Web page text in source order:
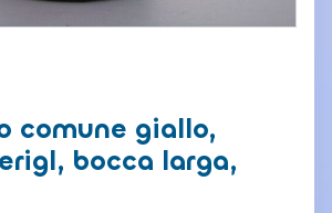
comune giallo,
bocca larga,